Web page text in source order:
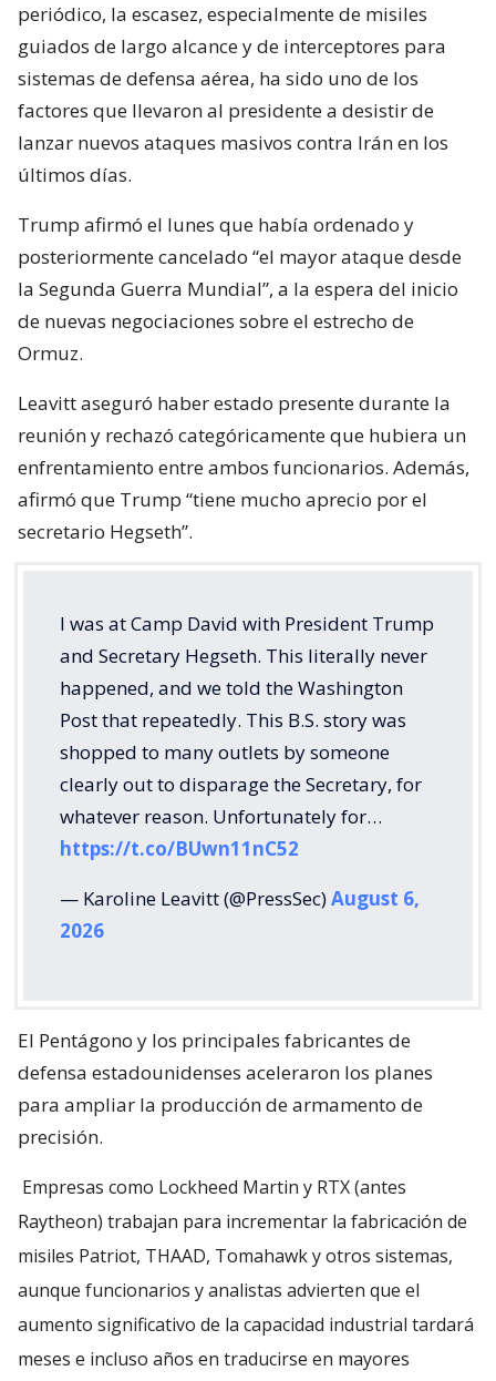
periódico, la escasez, especialmente de misiles
guiados de largo alcance y de interceptores para
sistemas de defensa aérea, ha sido uno de los
factores que llevaron al presidente a desistir de
lanzar nuevos ataques masivos contra Irán en los
últimos días.
Trump afirmó el lunes que había ordenado y
posteriormente cancelado “el mayor ataque desde
la Segunda Guerra Mundial”, a la espera del inicio
de nuevas negociaciones sobre el estrecho de
Ormuz.
Leavitt aseguró haber estado presente durante la
reunión y rechazó categóricamente que hubiera un
enfrentamiento entre ambos funcionarios. Además,
afirmó que Trump “tiene mucho aprecio por el
secretario Hegseth”.
I was at Camp David with President Trump
and Secretary Hegseth. This literally never
happened, and we told the Washington
Post that repeatedly. This B.S. story was
shopped to many outlets by someone
clearly out to disparage the Secretary, for
whatever reason. Unfortunately for…
https://t.co/BUwn11nC52
— Karoline Leavitt (@PressSec)August 6,
2026
El Pentágono y los principales fabricantes de
defensa estadounidenses aceleraron los planes
para ampliar la producción de armamento de
precisión.
Empresas como Lockheed Martin y RTX (antes
Raytheon) trabajan para incrementar la fabricación de
misiles Patriot, THAAD, Tomahawk y otros sistemas,
aunque funcionarios y analistas advierten que el
aumento significativo de la capacidad industrial tardará
meses e incluso años en traducirse en mayores